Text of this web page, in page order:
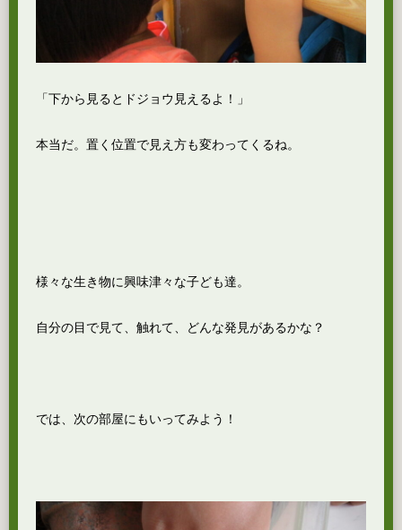
「下から見るとドジョウ見えるよ！」
本当だ。置く位置で見え方も変わってくるね。
様々な生き物に興味津々な子ども達。
自分の目で見て、触れて、どんな発見があるかな？
では、次の部屋にもいってみよう！